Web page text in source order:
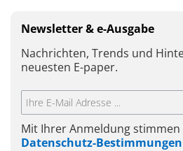
Newsletter & e-Ausgabe
Nachrichten, Trends und
neuesten E-paper.
Mit Ihrer Anmeldung stimmen
Datenschutz-Bestimmungen